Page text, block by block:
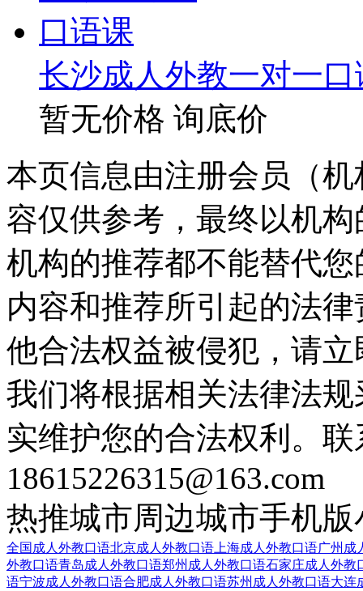
长沙成人外教一对一口
暂无价格 询底价
本页信息由注册会员（
容仅供参考，最终以机
机构的推荐都不能替代
内容和推荐所引起的法
他合法权益被侵犯，请
我们将根据相关法律法
实维护您的合法权利。
18615226315@163.com
热推城市周边城市手机版
全国成人外教口语北京成人外教口语 上海成人外教口语广州成
外教口语青岛成人外教口语郑州成人外教口语石家庄成人外教
语宁波成人外教口语合肥成人外教口语苏州成人外教口语大连